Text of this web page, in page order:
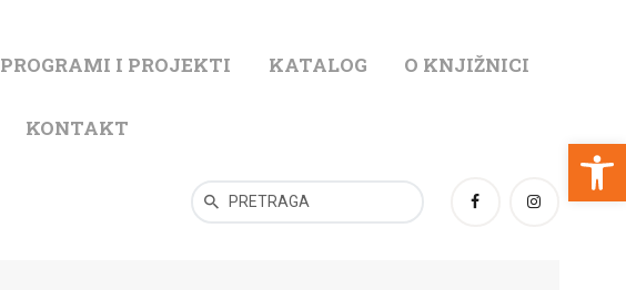
Open toolbar
PROGRAMI I PROJEKTI KATALOG O KNJIŽNICI
KONTAKT